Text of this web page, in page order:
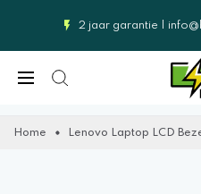
2 jaar garantie |
Home Lenovo Laptop LCD